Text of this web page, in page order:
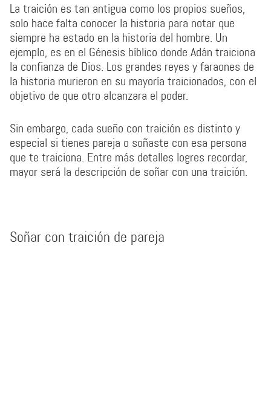
La traición es tan antigua como los propios sueños,
solo hace falta conocer la historia para notar que
siempre ha estado en la historia del hombre. Un
ejemplo, es en el Génesis bíblico donde Adán traiciona
la confianza de Dios. Los grandes reyes y faraones de
la historia murieron en su mayoría traicionados, con el
objetivo de que otro alcanzara el poder.
Sin embargo, cada sueño con traición es distinto y
especial si tienes pareja o soñaste con esa persona
que te traiciona. Entre más detalles logres recordar,
mayor será la descripción de soñar con una traición.
Soñar con traición de pareja